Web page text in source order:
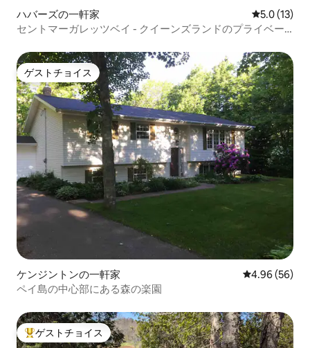
ハバーズの一軒家 レビュー13
5.0 (13)
セントマーガレッツベイ - クイーンズランドのプライベー
ゲストチョイス
ゲストチョイス
ケンジントンの一軒家 レビュー56
4.96 (56)
ペイ島の中心部にある森の楽園
大好評のゲストチョイスです。
ゲストチョイス